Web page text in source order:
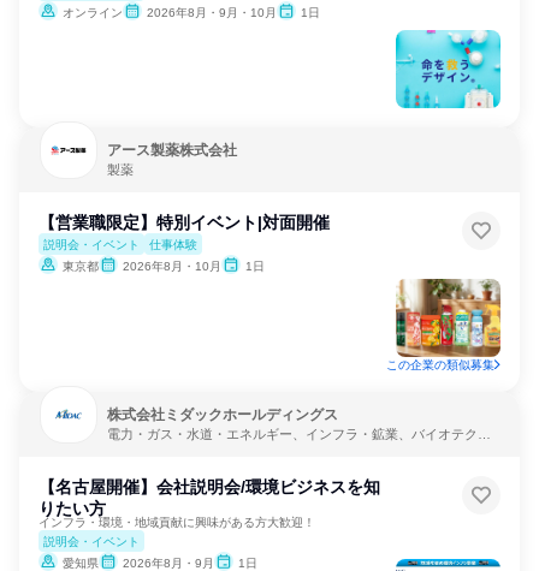
オンライン 2026年8月・9月・10月 1日
アース製薬株式会社
製薬
【営業職限定】特別イベント|対面開催
説明会・イベント
仕事体験
東京都
2026年8月・10月 1日
この企業の類似募集
株式会社ミダックホールディングス
電力・ガス・水道・エネルギー、インフラ・鉱業、バイオテクノ
【名古屋開催】会社説明会/環境ビジネスを知
りたい方
インフラ・環境・地域貢献に興味がある方大歓迎！
説明会・イベント
愛知県
2026年8月・9月 1日